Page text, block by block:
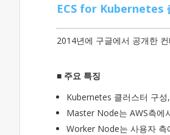
ECS for Kubernetes
2014년에 구글에서 공개한
■ 주요 특징
Kubernetes 클러스터 구
Master Node는 AWS측에
Worker Node는 사용자 측